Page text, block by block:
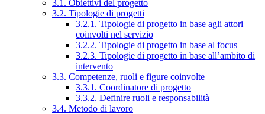
3.1. Obiettivi del progetto
3.2. Tipologie di progetti
3.2.1. Tipologie di progetto in base agli attori
coinvolti nel servizio
3.2.2. Tipologie di progetto in base al focus
3.2.3. Tipologie di progetto in base all’ambito di
intervento
3.3. Competenze, ruoli e figure coinvolte
3.3.1. Coordinatore di progetto
3.3.2. Definire ruoli e responsabilità
3.4. Metodo di lavoro